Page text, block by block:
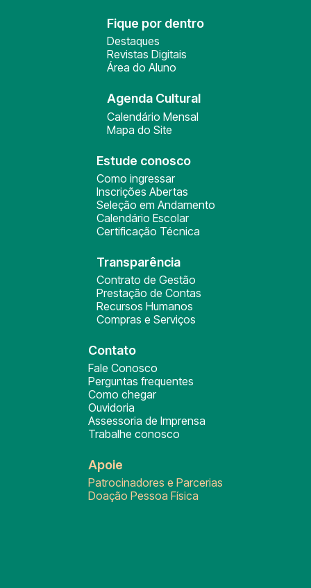
Fique por dentro
Destaques
Revistas Digitais
Área do Aluno
Agenda Cultural
Calendário Mensal
Mapa do Site
Estude conosco
Como ingressar
Inscrições Abertas
Seleção em Andamento
Calendário Escolar
Certificação Técnica
Transparência
Contrato de Gestão
Prestação de Contas
Recursos Humanos
Compras e Serviços
Contato
Fale Conosco
Perguntas frequentes
Como chegar
Ouvidoria
Assessoria de Imprensa
Trabalhe conosco
Apoie
Patrocinadores e Parcerias
Doação Pessoa Física